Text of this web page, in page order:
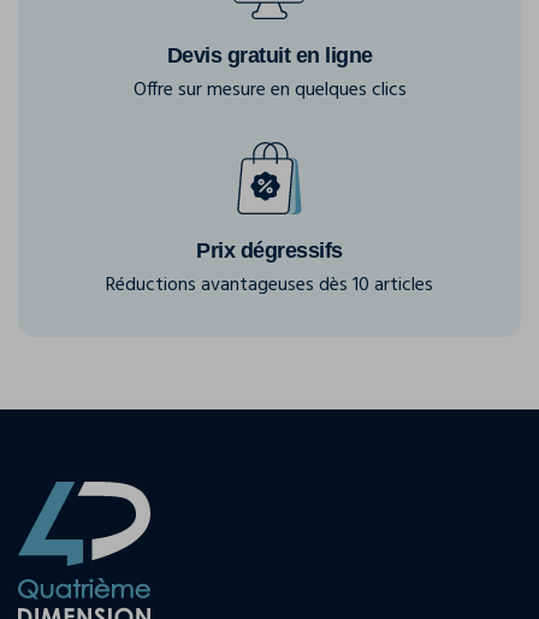
Devis gratuit en ligne
Offre sur mesure en quelques clics
Prix dégressifs
Réductions avantageuses dès 10 articles